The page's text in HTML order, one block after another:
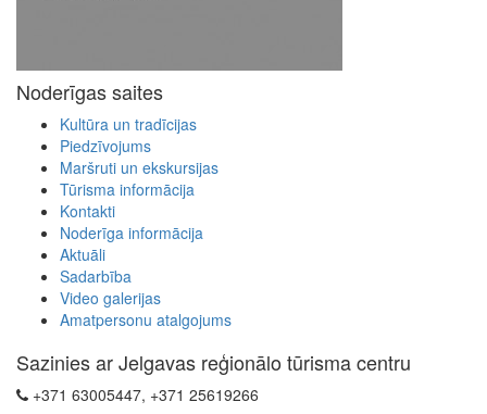
Noderīgas saites
Kultūra un tradīcijas
Piedzīvojums
Maršruti un ekskursijas
Tūrisma informācija
Kontakti
Noderīga informācija
Aktuāli
Sadarbība
Video galerijas
Amatpersonu atalgojums
Sazinies ar Jelgavas reģionālo tūrisma centru
+371 63005447, +371 25619266